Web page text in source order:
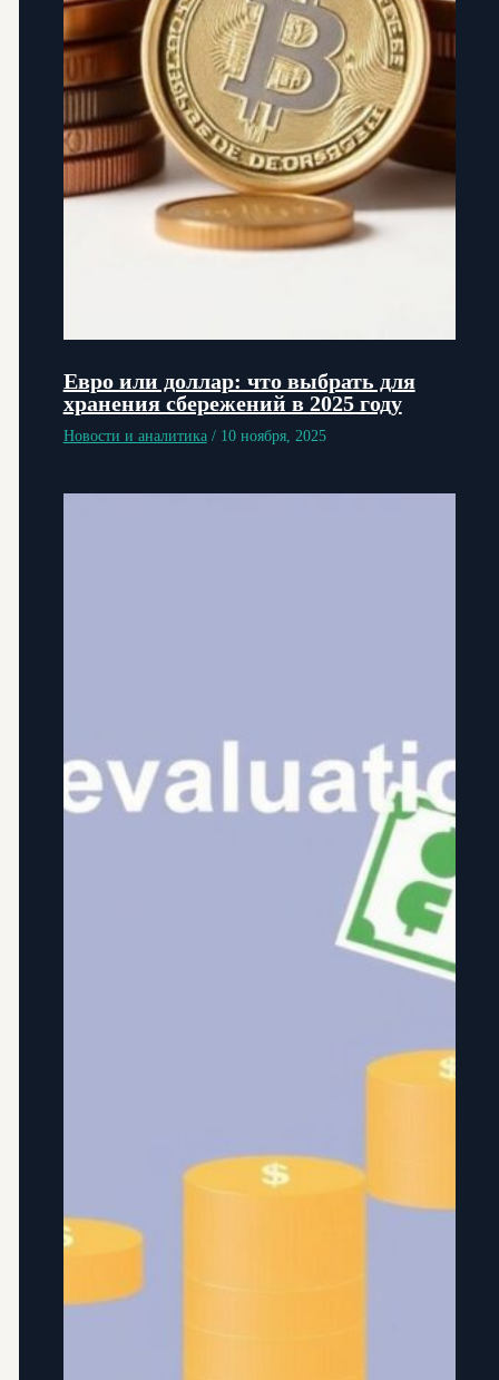
Евро или доллар: что выбрать для
хранения сбережений в 2025 году
Новости и аналитика/ 10 ноября, 2025